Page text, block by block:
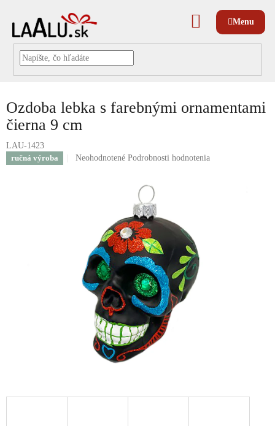
NÁKUPNÝ
KOŠÍK
Ozdoba lebka s farebnými ornamentami
čierna 9 cm
LAU-1423
ručná výroba
Priemerné
hviezdičiek.
Neohodnotené Podrobnosti hodnotenia